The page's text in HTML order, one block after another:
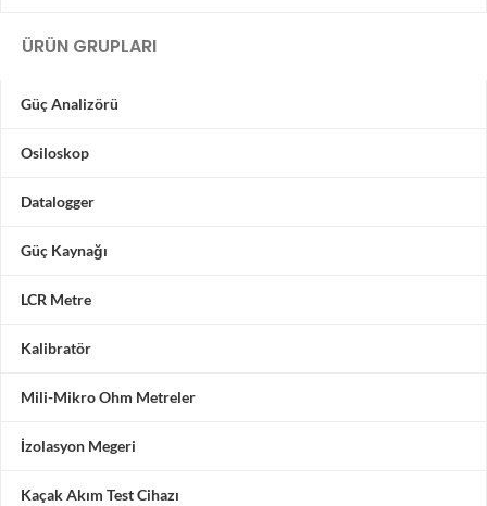
ÜRÜN GRUPLARI
Güç Analizörü
Osiloskop
Datalogger
Güç Kaynağı
LCR Metre
Kalibratör
Mili-Mikro Ohm Metreler
İzolasyon Megeri
Kaçak Akım Test Cihazı